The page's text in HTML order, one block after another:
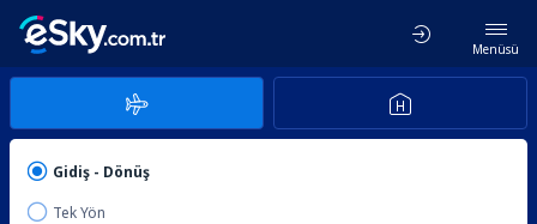
Menüsü
Gidiş - Dönüş
Tek Yön